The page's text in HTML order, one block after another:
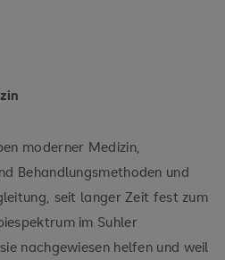
moderner Medizin,
Behandlungsmethoden und
seit langer Zeit fest zum
im Suhler
nachgewiesen helfen und weil